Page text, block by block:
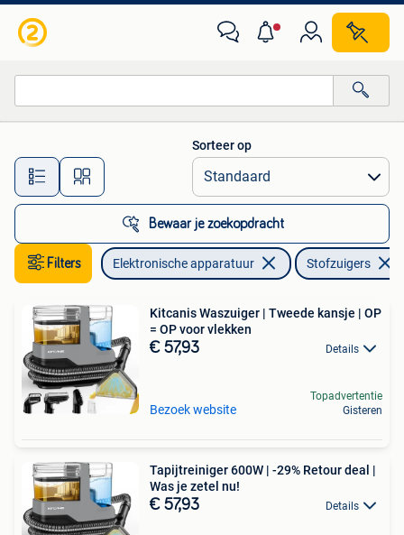
Alle afstanden…
Sorteer op
Bewaar je zoekopdracht
Filters Elektronische apparatuur Stofzuigers
Kitcanis Waszuiger | Tweede kansje | OP
= OP voor vlekken
€ 57,93 Details
Bezoek website
Topadvertentie
Gisteren
Tapijtreiniger 600W | -29% Retour deal |
Was je zetel nu!
€ 57,93 Details